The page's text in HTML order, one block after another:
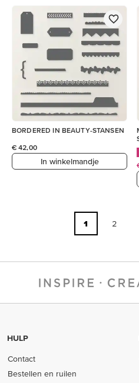
BORDERED IN BEAUTY-STANSEN
€ 42,00
In winkelmandje
1 2
HULP
Contact
Bestellen en ruilen